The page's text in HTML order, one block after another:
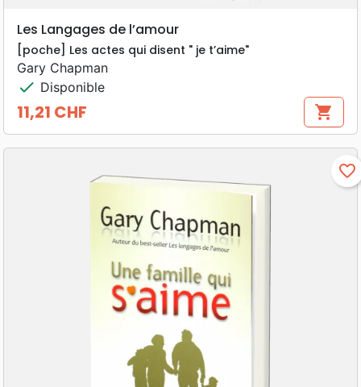
Les Langages de l’amour
[poche] Les actes qui disent " je t’aime"
Gary Chapman
check Disponible
Prix
11,21 CHF shopping_cart
favorite_border